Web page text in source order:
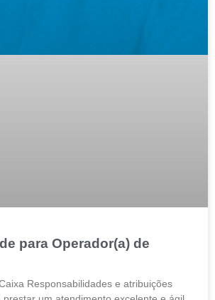
para Operador(a) de
Responsabilidades e atribuições